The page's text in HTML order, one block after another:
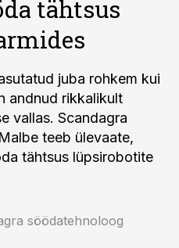
tähtsus
juba rohkem kui
andnud rikkalikult
vallas. Scandagra
teeb ülevaate,
tähtsus lüpsirobotite
söödatehnoloog